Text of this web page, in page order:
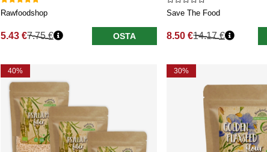
Rawfoodshop
5.43 €
Normaali hinta
7.75 € OSTA
Save The Food
8.50 €
Normaali hinta
14.17 €
40% 30%